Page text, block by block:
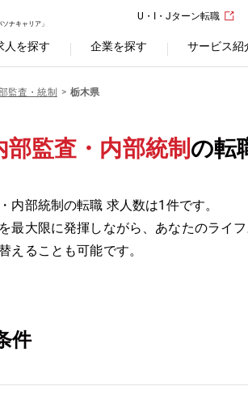
ナキャリア」
U・I・Jターン転職
人を探す 企業を探す サービス紹
監査・統制 栃木県
監査・内部統制 の転
内部統制の転職 求人数は1件です。
最大限に発揮しながら、あなたのライ
えることも可能です。
件